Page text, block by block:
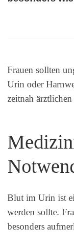
Frauen sollten
Urin oder
zeitnah
Blut im Urin ist
werden sollte.
besonders